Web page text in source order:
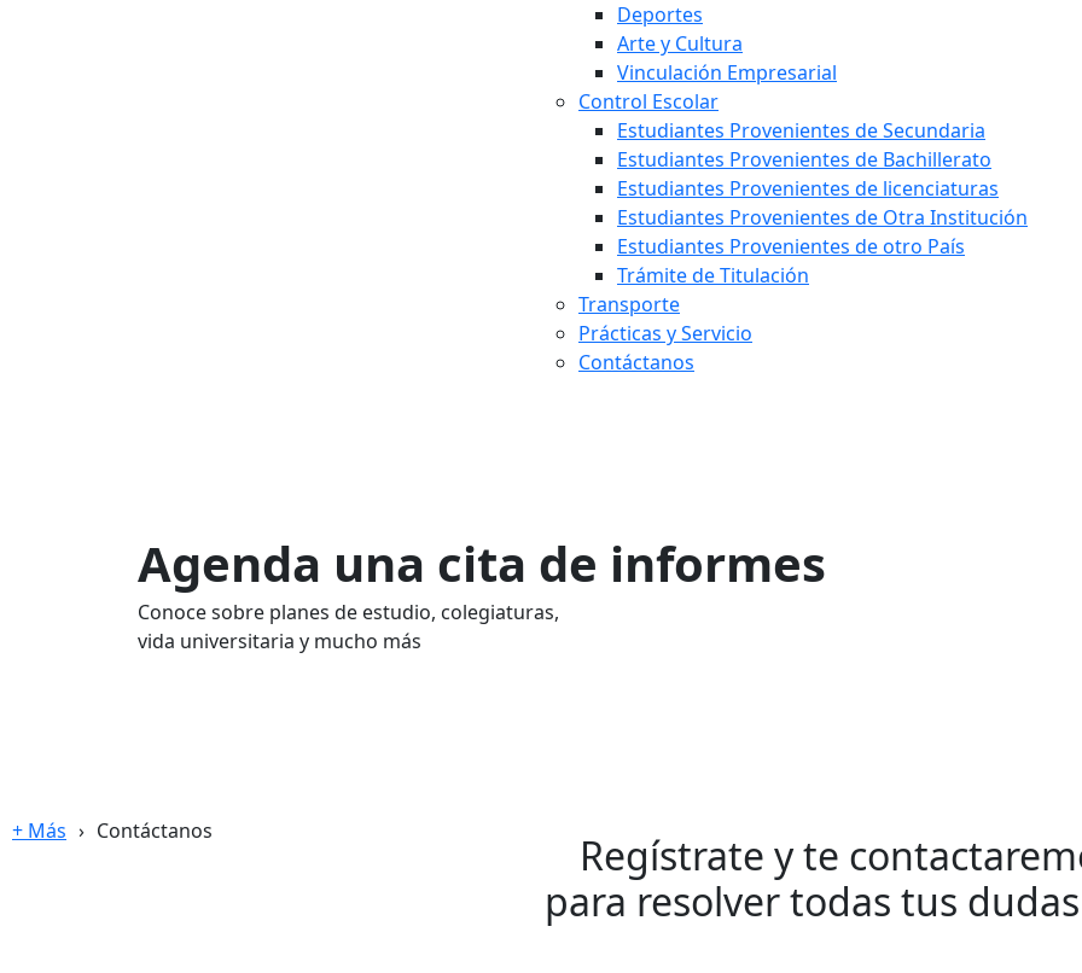
Deportes
Arte y Cultura
Vinculación Empresarial
Control Escolar
Estudiantes Provenientes de Secundaria
Estudiantes Provenientes de Bachillerato
Estudiantes Provenientes de licenciaturas
Estudiantes Provenientes de Otra Institución
Estudiantes Provenientes de otro País
Trámite de Titulación
Transporte
Prácticas y Servicio
Contáctanos
Agenda una cita de informes
Conoce sobre planes de estudio, colegiaturas,
vida universitaria y mucho más
+ Más Contáctanos
Regístrate y te
para resolver todas tus dudas